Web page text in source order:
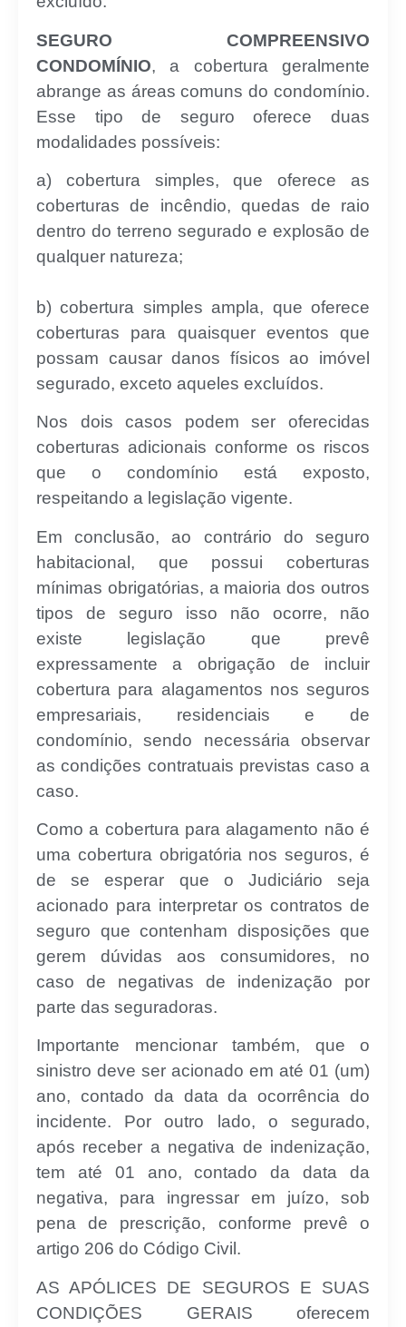
SEGURO COMPREENSIVO
CONDOMÍNIO, a cobertura geralmente
abrange as áreas comuns do condomínio.
Esse tipo de seguro oferece duas
modalidades possíveis:
a) cobertura simples, que oferece as
coberturas de incêndio, quedas de raio
dentro do terreno segurado e explosão de
qualquer natureza;
b) cobertura simples ampla, que oferece
coberturas para quaisquer eventos que
possam causar danos físicos ao imóvel
segurado, exceto aqueles excluídos.
Nos dois casos podem ser oferecidas
coberturas adicionais conforme os riscos
que o condomínio está exposto,
respeitando a legislação vigente.
Em conclusão, ao contrário do seguro
habitacional, que possui coberturas
mínimas obrigatórias, a maioria dos outros
tipos de seguro isso não ocorre, não
existe legislação que prevê
expressamente a obrigação de incluir
cobertura para alagamentos nos seguros
empresariais, residenciais e de
condomínio, sendo necessária observar
as condições contratuais previstas caso a
caso.
Como a cobertura para alagamento não é
uma cobertura obrigatória nos seguros, é
de se esperar que o Judiciário seja
acionado para interpretar os contratos de
seguro que contenham disposições que
gerem dúvidas aos consumidores, no
caso de negativas de indenização por
parte das seguradoras.
Importante mencionar também, que o
sinistro deve ser acionado em até 01 (um)
ano, contado da data da ocorrência do
incidente. Por outro lado, o segurado,
após receber a negativa de indenização,
tem até 01 ano, contado da data da
negativa, para ingressar em juízo, sob
pena de prescrição, conforme prevê o
artigo 206 do Código Civil.
AS APÓLICES DE SEGUROS E SUAS
CONDIÇÕES GERAIS oferecem